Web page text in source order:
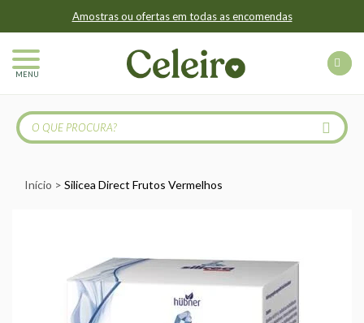
Amostras ou ofertas em todas as encomendas
MENU
Início Silicea Direct Frutos Vermelhos